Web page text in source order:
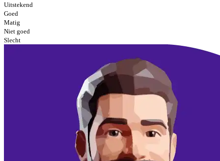
Uitstekend
Goed
Matig
Niet goed
Slecht